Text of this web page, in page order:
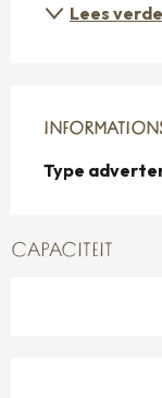
Lees
Type
CAPACITEIT